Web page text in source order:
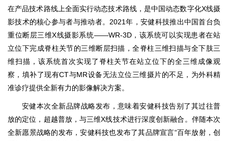
在产品技术路线上全面实行动态技术路线，是中国动态数字化X线摄
影技术的核心参与者与推动者。2021年，安健科技推出中国首台负
重位断层三维X线摄影系统——WR-3D，该系统可以实现患者在站
立位下完成脊柱关节的三维断层扫描，全脊柱三维扫描与全下肢三
维扫描，该系统首次实现了脊柱关节在站立位下的全三维成像观
察，填补了现有CT与MR设备无法立位三维摄片的不足，为外科精
准诊疗提供全新有力的影像解决方案。
安健本次全新品牌战略发布，意味着安健科技告别了其过往普
放的定位，超越普放，与三维X线技术进行深度创新融合。伴随本次
全新愿景战略的发布，安健科技也发布了其品牌宣言“百年放射，创